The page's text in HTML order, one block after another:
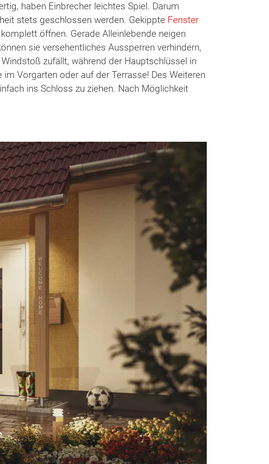
haben Einbrecher leichtes Spiel. Darum
stets geschlossen werden. Gekippte Fenster
öffnen. Gerade Alleinlebende neigen
sie versehentliches Aussperren verhindern,
zufällt, während der Hauptschlüssel in
Vorgarten oder auf der Terrasse! Des Weiteren
ins Schloss zu ziehen. Nach Möglichkeit